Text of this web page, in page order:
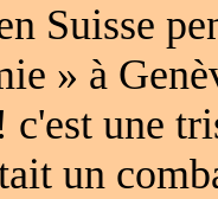
Suisse
» à
c'est une
un